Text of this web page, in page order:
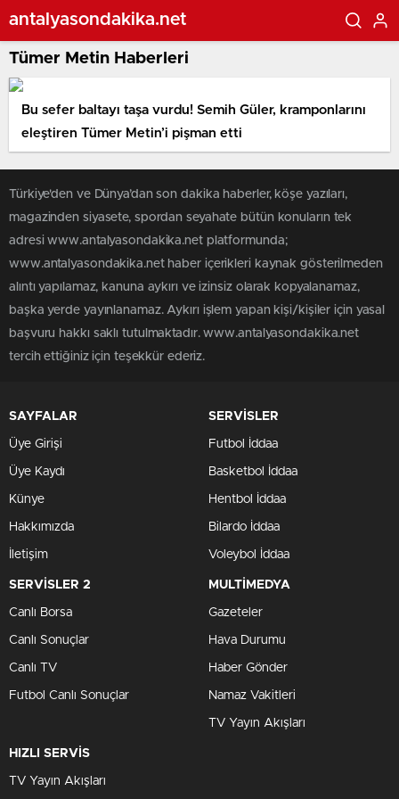
antalyasondakika.net
Tümer Metin Haberleri
Bu sefer baltayı taşa vurdu! Semih Güler, kramponlarını
eleştiren Tümer Metin’i pişman etti
Türkiye'den ve Dünya’dan son dakika haberler, köşe yazıları,
magazinden siyasete, spordan seyahate bütün konuların tek
adresi www.antalyasondakika.net platformunda;
www.antalyasondakika.net haber içerikleri kaynak gösterilmeden
alıntı yapılamaz, kanuna aykırı ve izinsiz olarak kopyalanamaz,
başka yerde yayınlanamaz. Aykırı işlem yapan kişi/kişiler için yasal
başvuru hakkı saklı tutulmaktadır. www.antalyasondakika.net
tercih ettiğiniz için teşekkür ederiz.
SAYFALAR
Üye Girişi
Üye Kaydı
Künye
Hakkımızda
İletişim
SERVİSLER
Futbol İddaa
Basketbol İddaa
Hentbol İddaa
Bilardo İddaa
Voleybol İddaa
SERVİSLER 2
Canlı Borsa
Canlı Sonuçlar
Canlı TV
Futbol Canlı Sonuçlar
MULTİMEDYA
Gazeteler
Hava Durumu
Haber Gönder
Namaz Vakitleri
TV Yayın Akışları
HIZLI SERVİS
TV Yayın Akışları